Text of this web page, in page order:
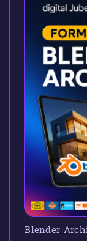
Blender